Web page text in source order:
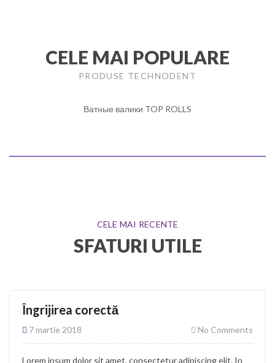
CELE MAI POPULARE
PRODUSE TECHNODENT
Ватные валики TOP ROLLS
CELE MAI RECENTE
SFATURI UTILE
Îngrijirea corectă
7 martie 2018 No Comments
Lorem ipsum dolor sit amet, consectetur adipiscing elit. In